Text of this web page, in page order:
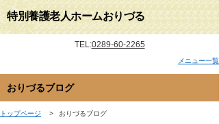
特別養護老人ホームおりづる
TEL:0289-60-2265
メニュー一覧
おりづるブログ
トップページ > おりづるブログ